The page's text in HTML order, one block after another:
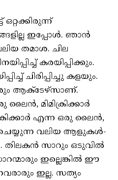
ഇപ്പോൾ. ഞാൻ
തമാശ. ചില
കരയിപ്പിക്കും.
ചിരിപ്പിച്ചു കളയും.
ആക്ടേഴ്സാണ്.
മിമിക്രിക്കാർ
എന്ന ഒരു ലൈൻ,
ചെയ്യുന്ന വലിയ ആളുകൾ-
തിലകൻ സാറും ഒടുവിൽ
ഇല്ലെങ്കിൽ ഈ
ഇല്ല. സത്യം